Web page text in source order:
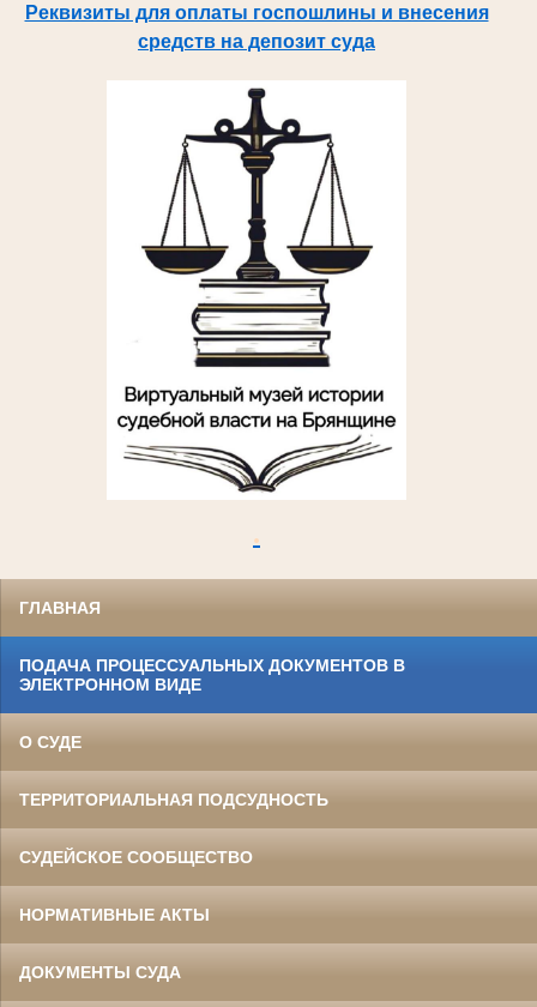
Реквизиты для оплаты госпошлины и внесения
средств на депозит суда
.
ГЛАВНАЯ
ПОДАЧА ПРОЦЕССУАЛЬНЫХ ДОКУМЕНТОВ В
ЭЛЕКТРОННОМ ВИДЕ
О СУДЕ
ТЕРРИТОРИАЛЬНАЯ ПОДСУДНОСТЬ
СУДЕЙСКОЕ СООБЩЕСТВО
НОРМАТИВНЫЕ АКТЫ
ДОКУМЕНТЫ СУДА